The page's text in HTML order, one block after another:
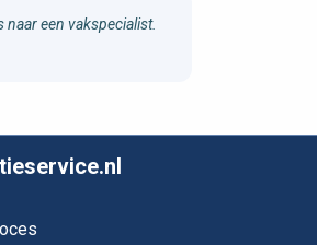
een vakspecialist.